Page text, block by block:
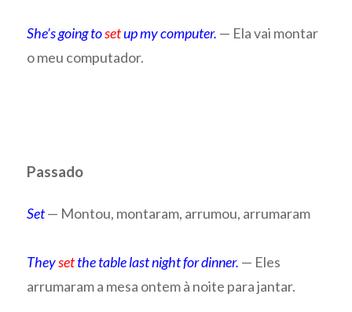
She’s going tosetup my computer. — Ela vai montar
o meu computador.
Passado
Set— Montou, montaram, arrumou, arrumaram
Theysetthe table last night for dinner. — Eles
arrumaram a mesa ontem à noite para jantar.